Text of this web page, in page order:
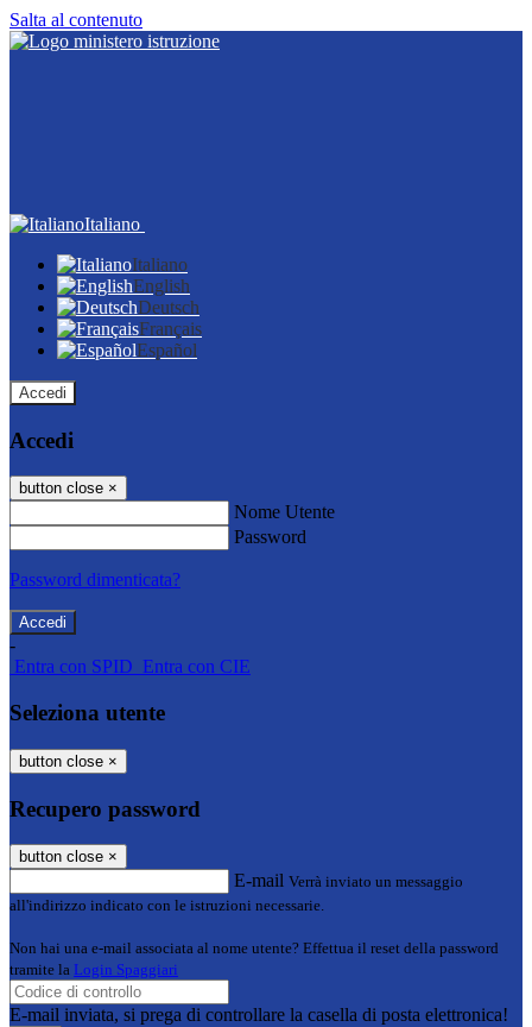
Salta al contenuto
Italiano
Italiano
English
Deutsch
Français
Español
Accedi
Accedi
button close ×
Nome Utente
Password
Password dimenticata?
-
Entra con SPID Entra con CIE
Seleziona utente
button close ×
Recupero password
button close ×
E-mail Verrà inviato un messaggio
all'indirizzo indicato con le istruzioni necessarie.
Non hai una e-mail associata al nome utente? Effettua il reset della password
tramite la Login Spaggiari
E-mail inviata, si prega di controllare la casella di posta elettronica!